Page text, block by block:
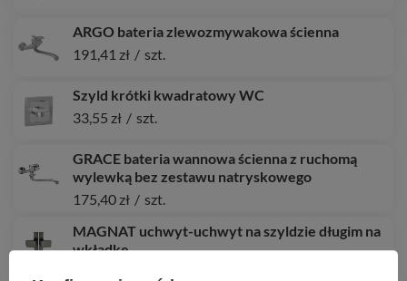
ARGO bateria zlewozmywakowa ścienna
191,41 zł / szt.
Szyld krótki kwadratowy WC
33,55 zł / szt.
GRACE bateria wannowa ścienna z ruchomą
wylewką bez zestawu natryskowego
175,40 zł / szt.
MAGNAT uchwyt-uchwyt na szyldzie długim na
wkładkę